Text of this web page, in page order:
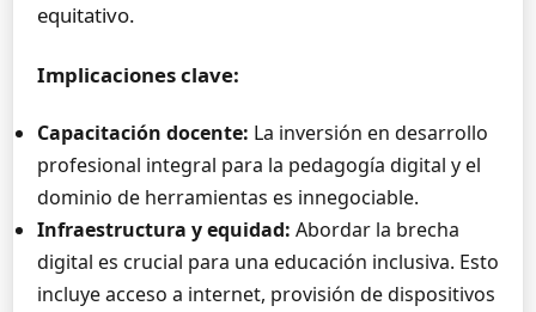
equitativo.
Implicaciones clave:
Capacitación docente: La inversión en desarrollo
profesional integral para la pedagogía digital y el
dominio de herramientas es innegociable.
Infraestructura y equidad: Abordar la brecha
digital es crucial para una educación inclusiva. Esto
incluye acceso a internet, provisión de dispositivos